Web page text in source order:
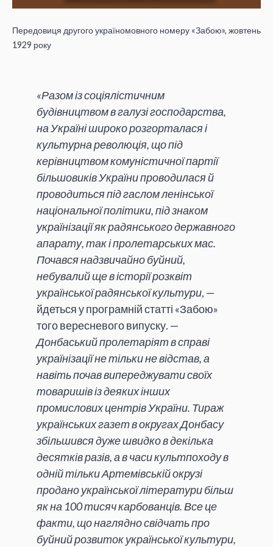
Передовиця другого україномовного номеру «Забою», жовтень
1929 року
«Разом із соціялістичним
будівництвом в галузі господарства,
на Україні широко розгорталася і
культурна революція, що під
керівництвом комуністичної партії
більшовиків України проводилася й
проводиться під гаслом ленінської
національної політики, під знаком
українізації як радянського державного
апарату, так і пролетарських мас.
Почався надзвичайно буйний,
небувалий ще в історії розквіт
української радянської культури, —
йдеться у програмній статті «Забою»
того вересневого випуску. —
Донбаський пролетаріят в справі
українізації не тільки не відстав, а
навіть почав випереджувати своїх
товаришів із деяких інших
промислових центрів України. Тираж
українських газет в округах Донбасу
збільшився дуже швидко в декілька
десятків разів, а в часи культпоходу в
одній тільки Артемівській окрузі
продано української літератури більш
як на 100 тисяч карбованців. Все це
факти, що наглядно свідчать про
буйний розвиток української культури,